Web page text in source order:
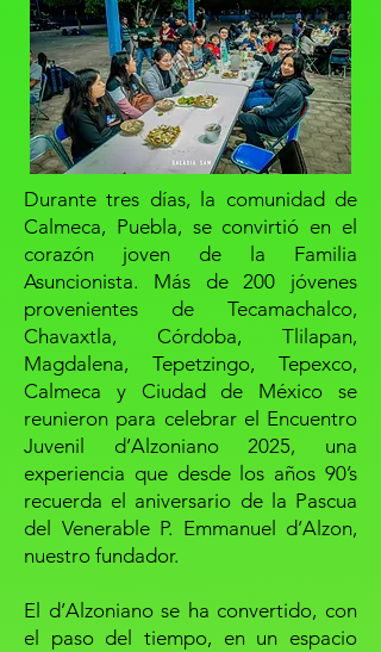
Durante tres días, la comunidad de
Calmeca, Puebla, se convirtió en el
corazón joven de la Familia
Asuncionista. Más de 200 jóvenes
provenientes de Tecamachalco,
Chavaxtla, Córdoba, Tlilapan,
Magdalena, Tepetzingo, Tepexco,
Calmeca y Ciudad de México se
reunieron para celebrar el Encuentro
Juvenil d’Alzoniano 2025, una
experiencia que desde los años 90’s
recuerda el aniversario de la Pascua
del Venerable P. Emmanuel d’Alzon,
nuestro fundador.
El d’Alzoniano se ha convertido, con
el paso del tiempo, en un espacio